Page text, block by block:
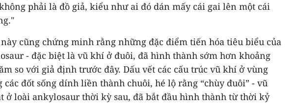
phải là đồ giả, kiểu như ai đó dán mấy cái gai lên một cái
cũng chứng minh rằng những đặc điểm tiến hóa tiêu biểu của
- đặc biệt là vũ khí ở đuôi, đã hình thành sớm hơn khoảng
so với giả định trước đây. Dấu vết các cấu trúc vũ khí ở vùng
các đốt sống dính liền thành chuôi, hé lộ rằng “chùy đuôi” - vũ
ở loài ankylosaur thời kỳ sau, đã bắt đầu hình thành từ thời kỷ